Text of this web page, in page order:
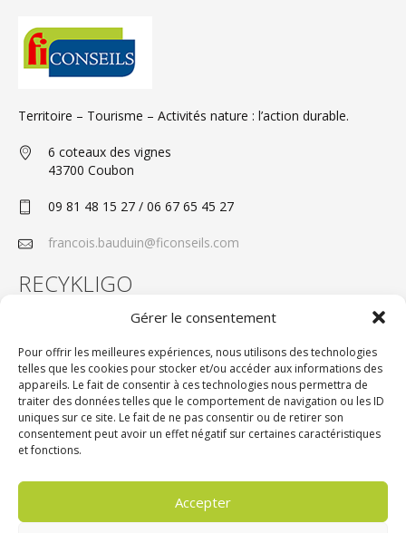
Gérer le consentement
Pour offrir les meilleures expériences, nous utilisons des technologies
telles que les cookies pour stocker et/ou accéder aux informations des
appareils. Le fait de consentir à ces technologies nous permettra de
traiter des données telles que le comportement de navigation ou les ID
uniques sur ce site. Le fait de ne pas consentir ou de retirer son
consentement peut avoir un effet négatif sur certaines caractéristiques
et fonctions.
Accepter
Territoire – Tourisme – Activités nature : l’action durable.
6 coteaux des vignes
43700 Coubon
09 81 48 15 27 / 06 67 65 45 27
francois.bauduin@ficonseils.com
RECYKLIGO
Le développement à ressources constantes.
15 places des Terres-Neuves Apt 301
09 81 48 15 27 / 06 67 65 45 27